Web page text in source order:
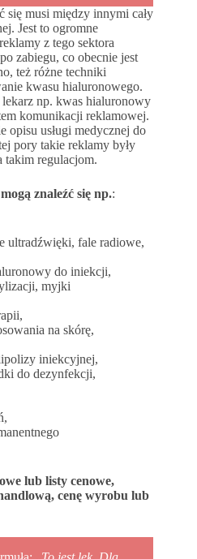
się musi między innymi cały
Jest to ogromne
z tego sektora
zabiegu, co obecnie jest
też różne techniki
kwasu hialuronowego.
np. kwas hialuronowy
komunikacji reklamowej.
opisu usługi medycznej do
pory takie reklamy były
takim regulacjom.
znaleźć się np.:
ultradźwięki, fale radiowe,
do iniekcji,
myjki
na skórę,
iniekcyjnej,
do dezynfekcji,
lub listy cenowe,
cenę wyrobu lub